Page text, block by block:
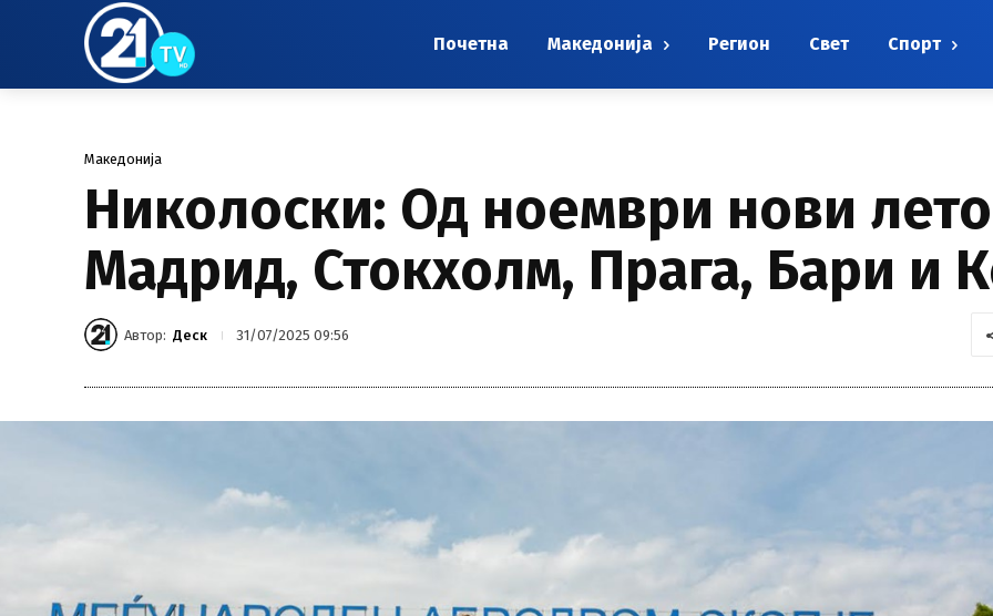
Почетна Македонија Регион Свет Спорт
Македонија
Николоски: Од ноември нови
Мадрид, Стокхолм, Прага, Бари и
Автор: Деск 31/07/2025 09:56